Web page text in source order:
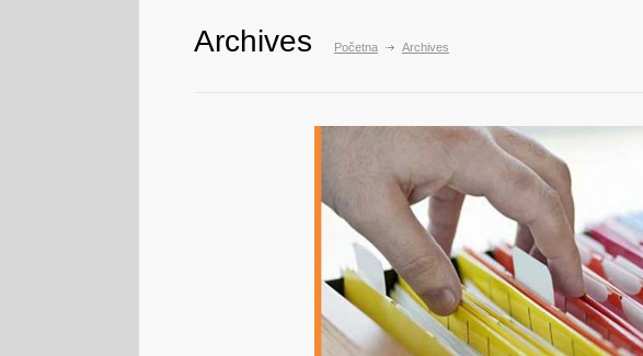
Archives Početna Archives